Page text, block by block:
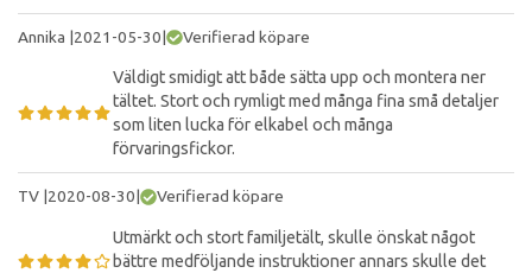
Annika |2021-05-30| Verifierad köpare
Väldigt smidigt att både sätta upp och montera ner
tältet. Stort och rymligt med många fina små detaljer
som liten lucka för elkabel och många
förvaringsfickor.
TV |2020-08-30| Verifierad köpare
Utmärkt och stort familjetält, skulle önskat något
bättre medföljande instruktioner annars skulle det